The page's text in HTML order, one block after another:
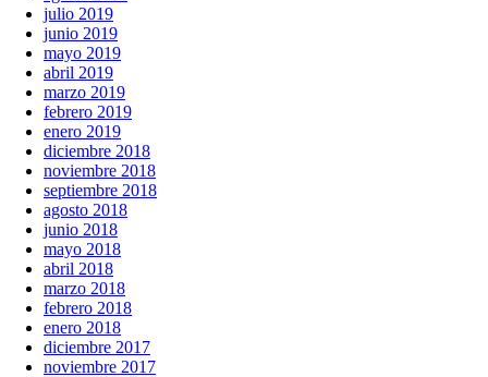
julio 2019
junio 2019
mayo 2019
abril 2019
marzo 2019
febrero 2019
enero 2019
diciembre 2018
noviembre 2018
septiembre 2018
agosto 2018
junio 2018
mayo 2018
abril 2018
marzo 2018
febrero 2018
enero 2018
diciembre 2017
noviembre 2017